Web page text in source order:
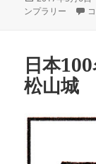
稿
ンプラリー
日本
松山城